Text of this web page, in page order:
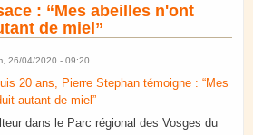
: “Mes abeilles n'ont
de miel”
26/04/2020 - 09:20
20 ans, Pierre Stephan témoigne : “Mes
autant de miel”
dans le Parc régional des Vosges du